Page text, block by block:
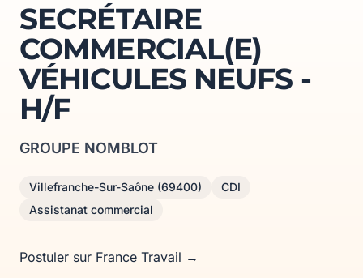
SECRÉTAIRE
COMMERCIAL(E)
VÉHICULES NEUFS -
H/F
GROUPE NOMBLOT
Villefranche-Sur-Saône (69400)
CDI
Assistanat commercial
Postuler sur France Travail →